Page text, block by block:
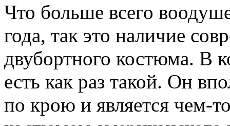
Что больше всего
года, так это наличие
двубортного костюма. В
есть как раз такой. Он
по крою и является чем-